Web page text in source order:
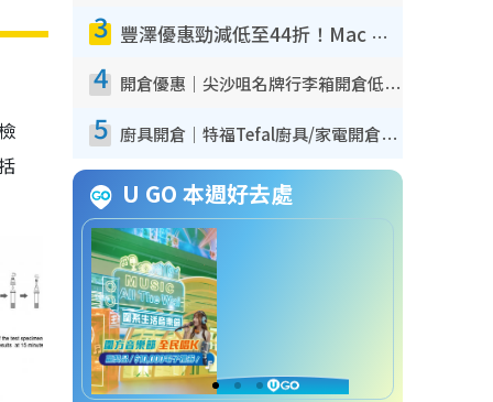
3 豐澤優惠勁減低至44折！Mac mini/iPhone17Pro大減價！廚房家電$220起
4 開倉優惠｜尖沙咀名牌行李箱開倉低至4折！一連5日 American Tourister/ace./Hallmark $200起！
5 廚具開倉｜特福Tefal廚具/家電開倉低至3折！$220起買平底鍋/炒鑊/湯煲！電飯煲/吸塵機/燙斗$418起
U GO 本週好去處